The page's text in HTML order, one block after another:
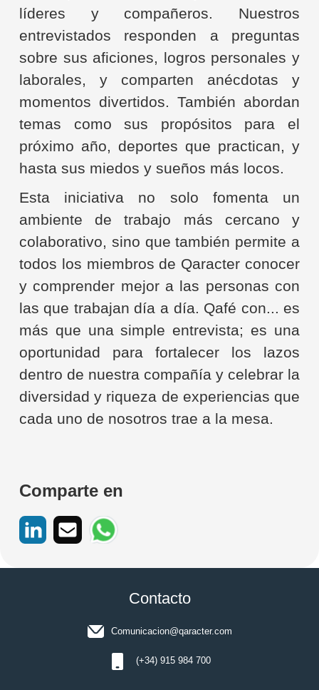
líderes y compañeros. Nuestros
entrevistados responden a preguntas
sobre sus aficiones, logros personales y
laborales, y comparten anécdotas y
momentos divertidos. También abordan
temas como sus propósitos para el
próximo año, deportes que practican, y
hasta sus miedos y sueños más locos.
Esta iniciativa no solo fomenta un
ambiente de trabajo más cercano y
colaborativo, sino que también permite a
todos los miembros de Qaracter conocer
y comprender mejor a las personas con
las que trabajan día a día. Qafé con... es
más que una simple entrevista; es una
oportunidad para fortalecer los lazos
dentro de nuestra compañía y celebrar la
diversidad y riqueza de experiencias que
cada uno de nosotros trae a la mesa.
Comparte en
Contacto
Comunicacion@qaracter.com
(+34) 915 984 700